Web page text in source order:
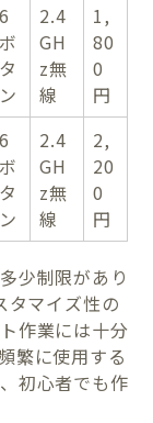
6
ボ
タ
ン
2.4
GH
z無
線
1,
80
0
円
6
ボ
タ
ン
2.4
GH
z無
線
2,
20
0
円
少制限があり
マイズ性の
作業には十分
繁に使用する
初心者でも作